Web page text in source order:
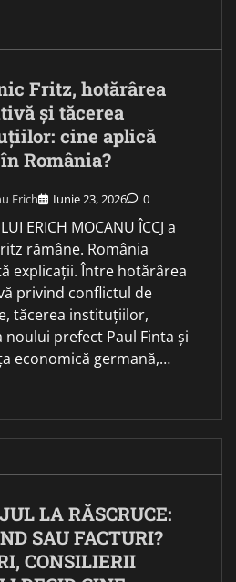
Fritz, hotărârea
și tăcerea
cine aplică
România?
Erich Iunie 23, 2026 0
ERICH MOCANU ÎCCJ a
rămâne. România
explicații. Între hotărârea
privind conflictul de
tăcerea instituțiilor,
noului prefect Paul Finta și
economică germană,…
LA RĂSCRUCE:
SAU FACTURI?
CONSILIERII